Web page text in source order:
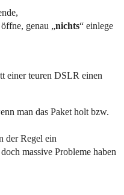
genau „nichts“ einlege
einer teuren DSLR einen
man das Paket holt bzw.
der Regel ein
massive Probleme haben